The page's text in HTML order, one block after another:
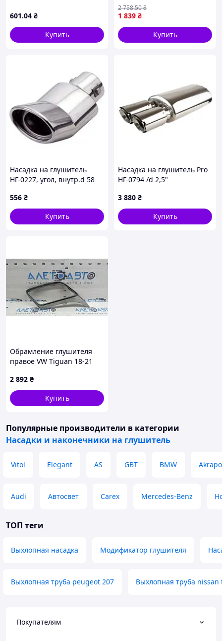
89мм (00000023329)
601.04 ₴
Купить
автомобиля
универсальная FLAME
1 839 ₴
2 758.50₴
Купить
Насадка на глушитель
НГ-0227, угол, внутр.d 58
104*76мм
556 ₴
Купить
Насадка на глушитель Pro
НГ-0794 /d 2,5"
3 880 ₴
Купить
Обрамление глушителя
правое VW Tiguan 18-21
5NN8078342ZZ
2 892 ₴
Купить
Популярные производители в категории
Насадки и наконечники на глушитель
Vitol Elegant AS GBT BMW
Audi Автосвет Carex Mercedes-Benz
ТОП теги
Выхлопная насадка Модификатор глушителя
Выхлопная труба peugeot 207 Выхлопная труба
Покупателям